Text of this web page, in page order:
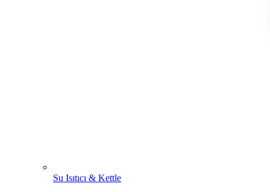
Su Isıtıcı & Kettle